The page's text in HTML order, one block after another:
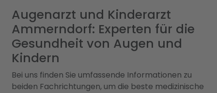
Augenarzt und Kinderarzt
Ammerndorf: Experten für die
Gesundheit von Augen und
Kindern
Bei uns finden Sie umfassende Informationen zu
beiden Fachrichtungen, um die beste medizinische